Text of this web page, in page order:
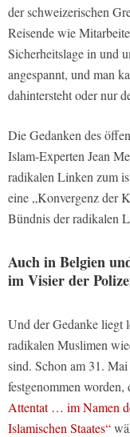
der schweizerischen
Reisende wie
Sicherheitslage in und
angespannt, und man
dahintersteht oder nur
Die Gedanken des
Islam-Experten Jean
radikalen Linken zum
eine „Konvergenz der
Bündnis der radikalen
Auch in Belgien
im Visier der
Und der Gedanke liegt
radikalen Muslimen
sind. Schon am 31.
festgenommen worden,
Attentat … im Namen
Islamischen Staates“